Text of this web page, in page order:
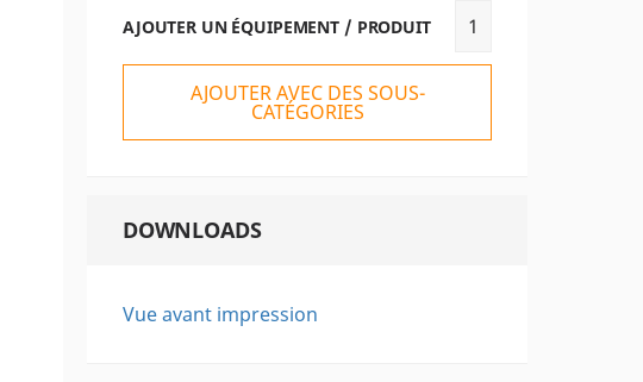
AJOUTER UN ÉQUIPEMENT / PRODUIT
AJOUTER AVEC DES SOUS-
CATÉGORIES
DOWNLOADS
Vue avant impression